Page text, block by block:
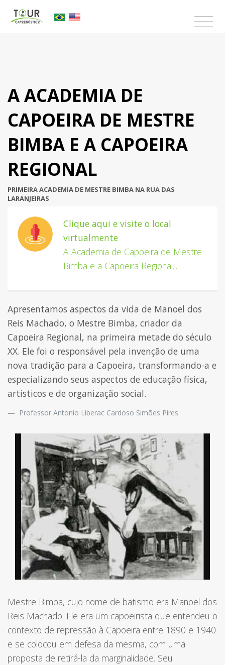
×
A ACADEMIA DE
CAPOEIRA DE MESTRE
BIMBA E A CAPOEIRA
REGIONAL
PRIMEIRA ACADEMIA DE MESTRE BIMBA NA RUA DAS
LARANJEIRAS
Clique aqui e visite o local
virtualmente
A Academia de Capoeira de Mestre
Bimba e a Capoeira Regional...
Apresentamos aspectos da vida de Manoel dos
Reis Machado, o Mestre Bimba, criador da
Capoeira Regional, na primeira metade do século
XX. Ele foi o responsável pela invenção de uma
nova tradição para a Capoeira, transformando-a e
especializando seus aspectos de educação física,
artísticos e de organização social.
Professor Antonio Liberac Cardoso Simões Pires
Mestre Bimba, cujo nome de batismo era Manoel dos
Reis Machado. Ele era um capoeirista que entendeu o
contexto de repressão à Capoeira entre 1890 e 1940
e se colocou em defesa da mesma, com uma
proposta de retirá-la da marginalidade. Seu